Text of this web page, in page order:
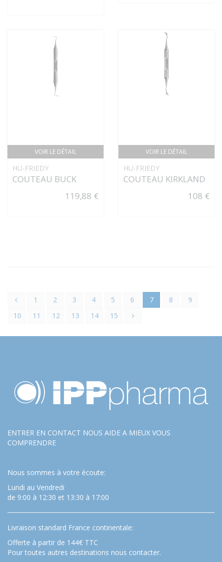
VOIR LE DÉTAIL
HU-FRIEDY
COUTEAU BUCK
119,88 €
VOIR LE DÉTAIL
HU-FRIEDY
COUTEAU KIRKLAND
108 €
1 2 3 4 5 6 7 8
9
10
11 12 13 14 15
ENTRER EN CONTACT NOUS AIDE A MIEUX VOUS
COMPRENDRE
Nous sommes à votre écoute:
Lundi au Vendredi
de 9:00 à 12:30 et 13:30 à 17:00
Livraison standard France continentale:
Offerte à partir de 144€ TTC
Pour toutes autres destinations nous contacter.